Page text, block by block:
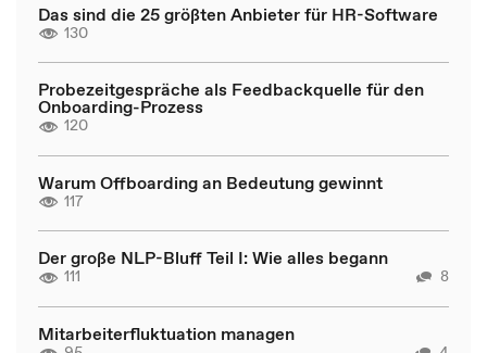
Das sind die 25 größten Anbieter für HR-Software
130
Probezeitgespräche als Feedbackquelle für den
Onboarding-Prozess
120
Warum Offboarding an Bedeutung gewinnt
117
Der große NLP-Bluff Teil I: Wie alles begann
111 8
Mitarbeiterfluktuation managen